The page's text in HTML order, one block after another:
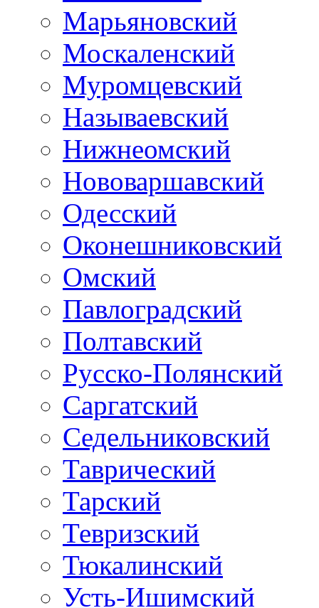
Марьяновский
Москаленский
Муромцевский
Называевский
Нижнеомский
Нововаршавский
Одесский
Оконешниковский
Омский
Павлоградский
Полтавский
Русско-Полянский
Саргатский
Седельниковский
Таврический
Тарский
Тевризский
Тюкалинский
Усть-Ишимский